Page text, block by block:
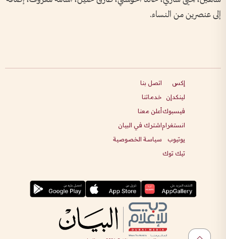
إلى عنصرين من النساء.
إكس
لينكدإن
فيسبوك
انستغرام
يوتيوب
تيك توك
اتصل بنا
خدماتنا
أعلن معنا
اشترك في البيان
سياسة الخصوصية